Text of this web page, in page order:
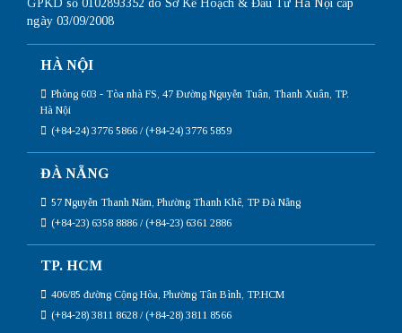
GPKD số 0102893352 do Sở Kế Hoạch & Đầu Tư Hà Nội cấp
ngày 03/09/2008
HÀ NỘI
Phòng 603 - Tòa nhà FS, 47 Đường Nguyễn Tuân, Thanh Xuân, TP.
Hà Nội
(+84-24) 3776 5866 / (+84-24) 3776 5859
ĐÀ NẴNG
57 Nguyễn Thanh Năm, Phường Thanh Khê, TP Đà Nẵng
(+84-23) 6358 8886 / (+84-23) 6361 2886
TP. HCM
406/85 đường Cộng Hòa, Phường Tân Bình, TP.HCM
(+84-28) 3811 8628 / (+84-28) 3811 8566